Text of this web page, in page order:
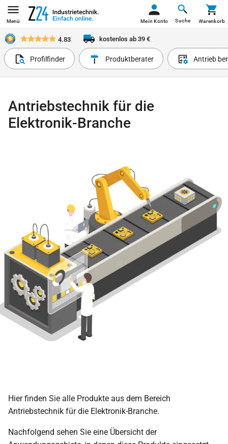
Menü Suche
Mein Konto Warenkorb
4.83 kostenlos ab 39 €
Profilfinder Produktberater Antrieb
Antriebstechnik für die
Elektronik-Branche
Hier finden Sie alle Produkte aus dem Bereich
Antriebstechnik für die Elektronik-Branche.
Nachfolgend sehen Sie eine Übersicht der